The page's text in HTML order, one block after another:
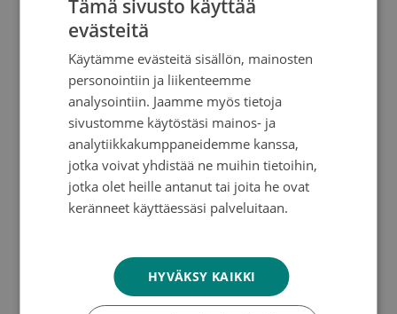
parempi lahja, kuin olla mukana
tukemassa tutkimusta, jotta
kenenkään äiti, tytär tai muu läheinen
ei enää menehtyisi syöpään.
Vasta oman jälkikasvun myötä
todella ymmärtää turvaverkon
merkityksen. Onneksi turvaverkkoja voi
tukemalla.”
SWEDISH
Tämä sivusto käyttää
evästeitä
Käytämme evästeitä sisällön, mainosten
personointiin ja liikenteemme
analysointiin. Jaamme myös tietoja
sivustomme käytöstäsi mainos- ja
analytiikkakumppaneidemme kanssa,
jotka voivat yhdistää ne muihin tietoihin,
jotka olet heille antanut tai joita he ovat
keränneet käyttäessäsi palveluitaan.
HYVÄKSY KAIKKI